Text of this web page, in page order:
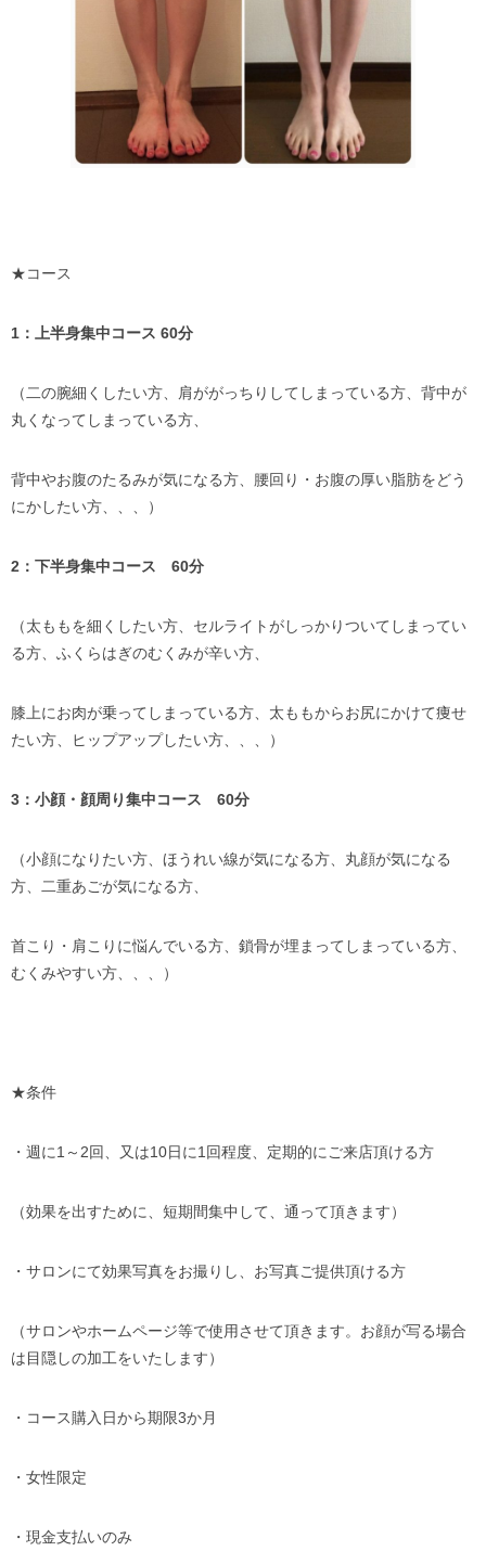
★コース
1：上半身集中コース 60分
（二の腕細くしたい方、肩ががっちりしてしまっている方、背中が
丸くなってしまっている方、
背中やお腹のたるみが気になる方、腰回り・お腹の厚い脂肪をどう
にかしたい方、、、）
2：下半身集中コース 60分
（太ももを細くしたい方、セルライトがしっかりついてしまってい
る方、ふくらはぎのむくみが辛い方、
膝上にお肉が乗ってしまっている方、太ももからお尻にかけて痩せ
たい方、ヒップアップしたい方、、、）
3：小顔・顔周り集中コース 60分
（小顔になりたい方、ほうれい線が気になる方、丸顔が気になる
方、二重あごが気になる方、
首こり・肩こりに悩んでいる方、鎖骨が埋まってしまっている方、
むくみやすい方、、、）
★条件
・週に1～2回、又は10日に1回程度、定期的にご来店頂ける方
（効果を出すために、短期間集中して、通って頂きます）
・サロンにて効果写真をお撮りし、お写真ご提供頂ける方
（サロンやホームページ等で使用させて頂きます。お顔が写る場合
は目隠しの加工をいたします）
・コース購入日から期限3か月
・女性限定
・現金支払いのみ